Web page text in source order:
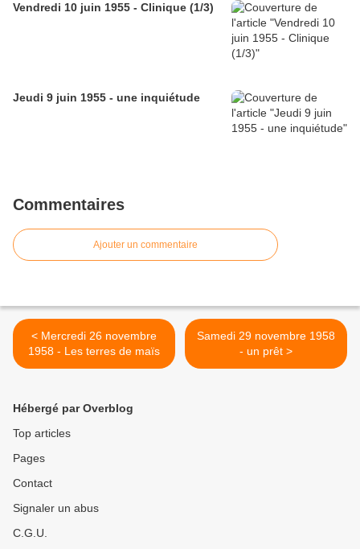
Vendredi 10 juin 1955 - Clinique (1/3)
Jeudi 9 juin 1955 - une inquiétude
Commentaires
Ajouter un commentaire
< Mercredi 26 novembre
1958 - Les terres de maïs
Samedi 29 novembre 1958
- un prêt >
Hébergé par Overblog
Top articles
Pages
Contact
Signaler un abus
C.G.U.